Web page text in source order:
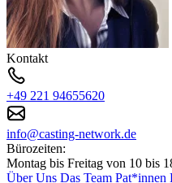
Kontakt
+49 221 94655620
info@casting-network.de
Bürozeiten:
Montag bis Freitag von 10 bis
Über Uns Das Team Pat*innen